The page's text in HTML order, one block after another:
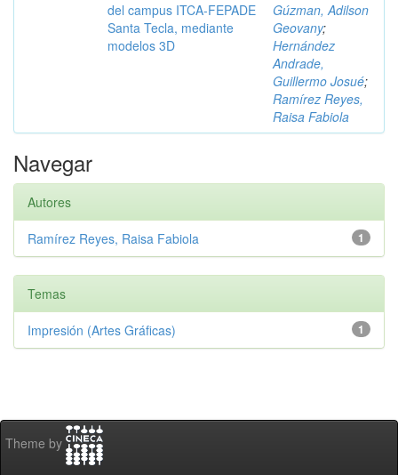
del campus ITCA-FEPADE
Santa Tecla, mediante
modelos 3D
Gúzman, Adilson
Geovany;
Hernández
Andrade,
Guillermo Josué;
Ramírez Reyes,
Raisa Fabiola
Navegar
Autores
1
Ramírez Reyes, Raisa Fabiola
Temas
1
Impresión (Artes Gráficas)
Theme by